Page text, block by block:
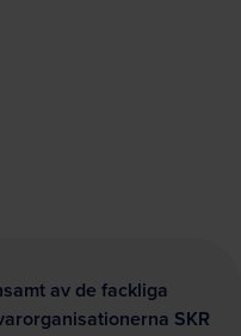
av de fackliga
SKR